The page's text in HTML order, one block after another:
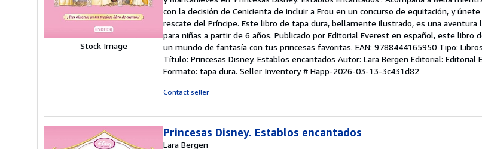
Stock Image
out
of
5
stars
con la decisión de Cenicienta de incluir a Frou en un concurso de equitación, y
rescate del Príncipe. Este libro de tapa dura, bellamente ilustrado, es una aventura
para niñas a partir de 6 años. Publicado por Editorial Everest en español, este libro
un mundo de fantasía con tus princesas favoritas. EAN: 9788444165950 Tipo:
Título: Princesas Disney. Establos encantados Autor: Lara Bergen Editorial: Editorial
Formato: tapa dura. Seller Inventory # Happ-2026-03-13-3c431d82
Contact seller
Princesas Disney. Establos encantados
Lara Bergen